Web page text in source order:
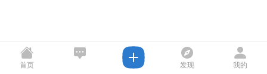
首页 发现 我的